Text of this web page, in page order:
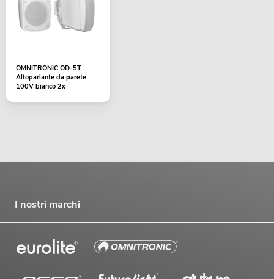
OMNITRONIC OD-5T
Altoparlante da parete
100V bianco 2x
I nostri marchi